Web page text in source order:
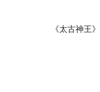
《太古神王